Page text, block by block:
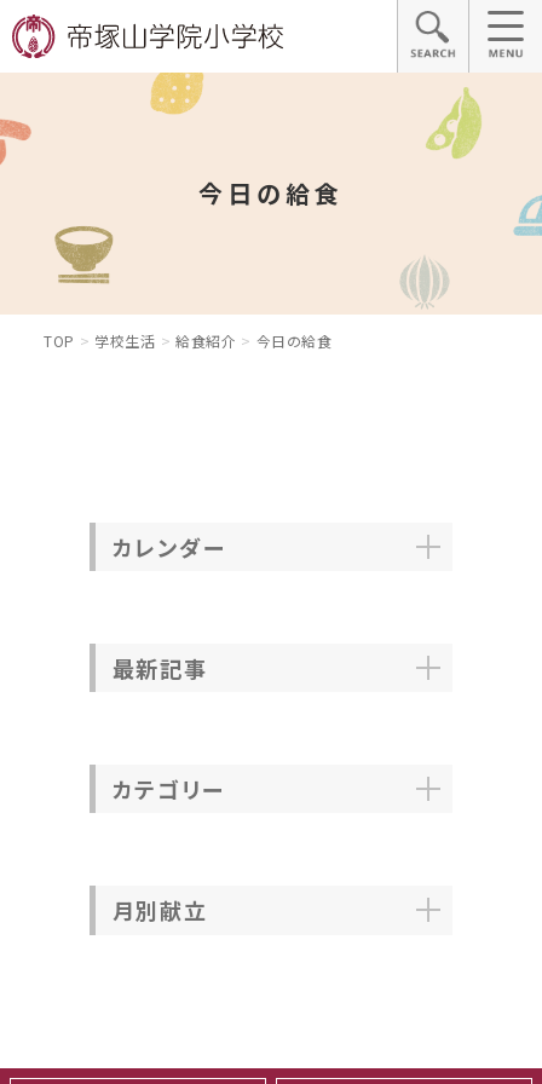
今日の給食
TOP 学校生活 給食紹介 今日の給食
カレンダー
最新記事
カテゴリー
月別献立